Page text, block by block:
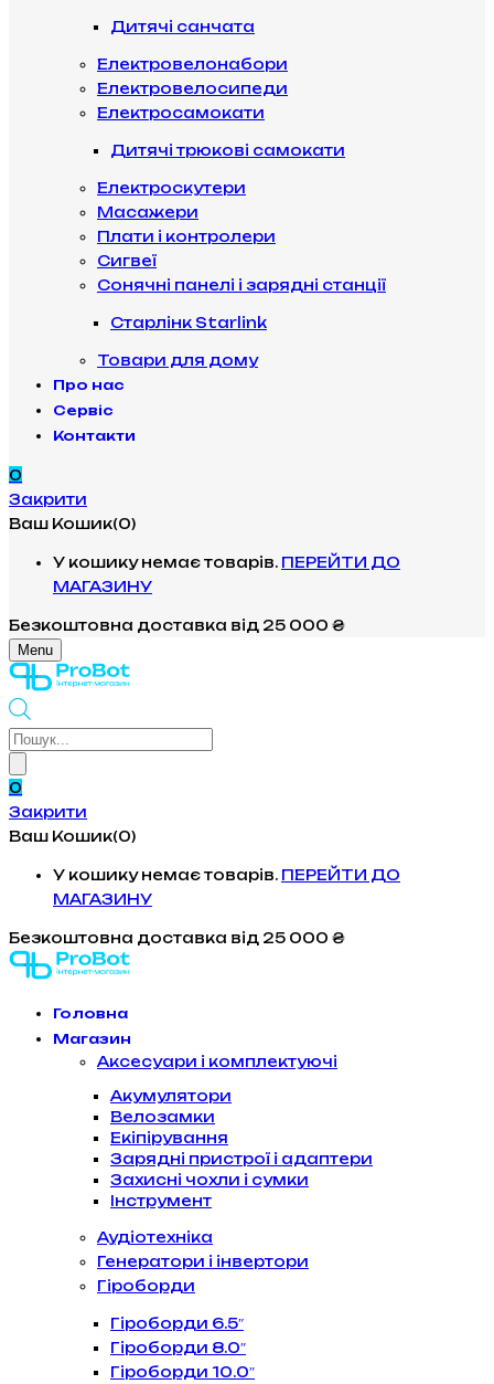
Дитячі санчата
Електровелонабори
Електровелосипеди
Електросамокати
Дитячі трюкові самокати
Електроскутери
Масажери
Плати і контролери
Сигвеї
Сонячні панелі і зарядні станції
Старлінк Starlink
Товари для дому
Про нас
Сервіс
Контакти
0
Закрити
Ваш Кошик(0)
У кошику немає товарів. ПЕРЕЙТИ ДО
МАГАЗИНУ
Безкоштовна доставка від 25 000 ₴
Menu
Products
0
Закрити
Ваш Кошик(0)
У кошику немає товарів. ПЕРЕЙТИ ДО
МАГАЗИНУ
Безкоштовна доставка від 25 000 ₴
Головна
Магазин
Аксесуари і комплектуючі
Акумулятори
Велозамки
Екіпірування
Зарядні пристрої і адаптери
Захисні чохли і сумки
Інструмент
Аудіотехніка
Генератори і інвертори
Гіроборди
Гіроборди 6.5″
Гіроборди 8.0″
Гіроборди 10.0″